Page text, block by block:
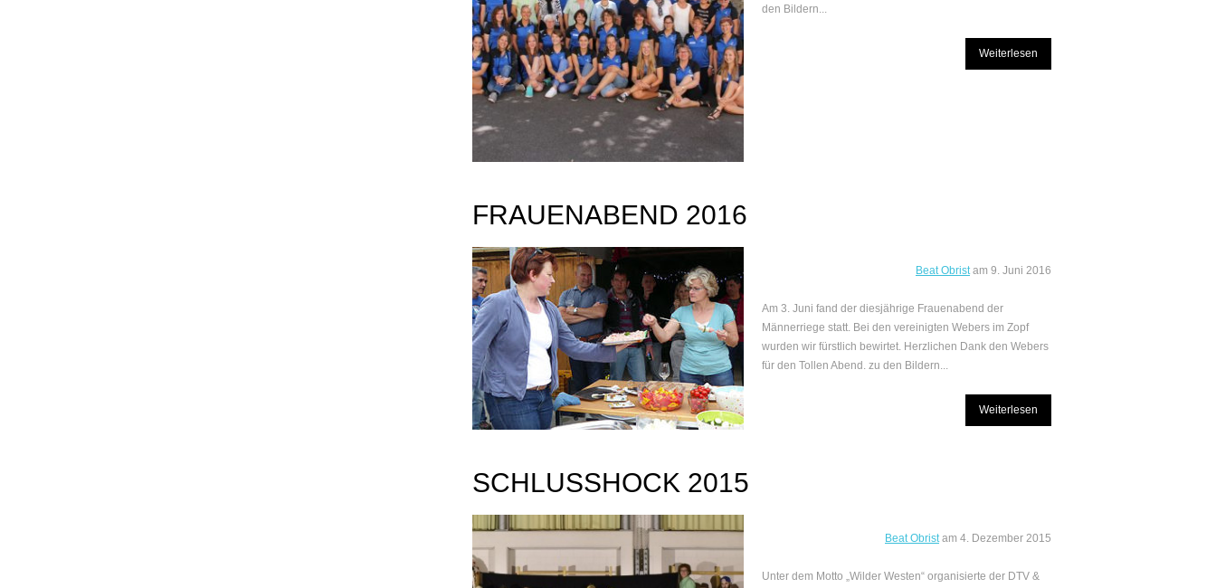
den Bildern...
Weiterlesen
FRAUENABEND 2016
Beat Obristam 9. Juni 2016
Am 3. Juni fand der diesjährige Frauenabend der
Männerriege statt. Bei den vereinigten Webers im Zopf
wurden wir fürstlich bewirtet. Herzlichen Dank den Webers
für den Tollen Abend. zu den Bildern...
Weiterlesen
SCHLUSSHOCK 2015
Beat Obristam 4. Dezember 2015
Unter dem Motto „Wilder Westen“ organisierte der DTV &